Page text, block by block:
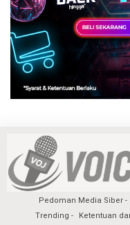
Pedoman Media Siber
Trending
Ketentuan